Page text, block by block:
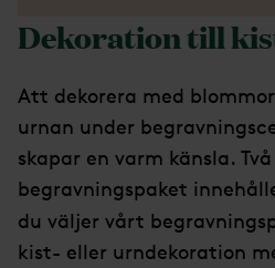
Dekoration till
Att dekorera med
urnan under
skapar en varm känsla.
begravningspaket
du väljer vårt
kist- eller urndekoration